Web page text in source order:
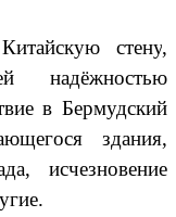
стену,
надёжностью
вБермудский
здания,
, исчезновение